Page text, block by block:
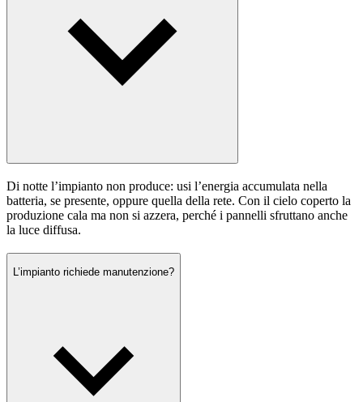
Di notte l’impianto non produce: usi l’energia accumulata nella
batteria, se presente, oppure quella della rete. Con il cielo coperto la
produzione cala ma non si azzera, perché i pannelli sfruttano anche
la luce diffusa.
L’impianto richiede manutenzione?